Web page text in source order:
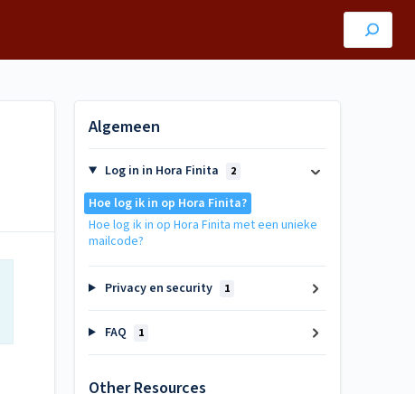
Algemeen
Log in in Hora Finita 2
Hoe log ik in op Hora Finita?
Hoe log ik in op Hora Finita met een unieke
mailcode?
Privacy en security 1
FAQ 1
Other Resources